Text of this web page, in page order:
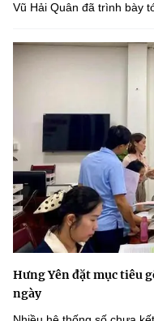
Vũ Hải Quân đã trình bày
Hưng Yên đặt mục tiêu
ngày